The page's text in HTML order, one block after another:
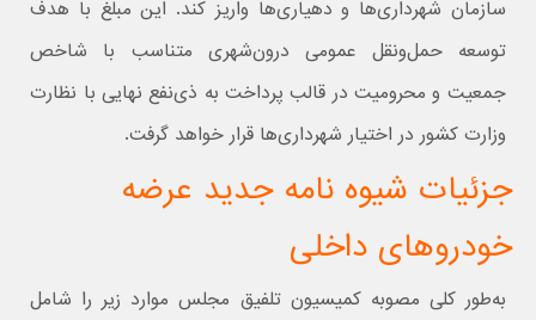
سازمان شهرداری‌ها و دهیاری‌ها واریز کند. این مبلغ با هدف
توسعه حمل‌ونقل عمومی درون‌شهری متناسب با شاخص
جمعیت و محرومیت در قالب پرداخت به ذی‌نفع نهایی با نظارت
وزارت کشور در اختیار شهرداری‌ها قرار خواهد گرفت.
جزئیات شیوه نامه جدید عرضه
خودروهای داخلی
به‌طور کلی مصوبه کمیسیون تلفیق مجلس موارد زیر را شامل